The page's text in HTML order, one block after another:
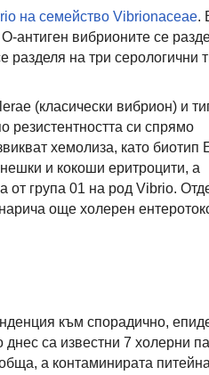
на семейство Vibrionaceae.
антиген вибрионите се
на три серологични
(класически вибрион) и
резистентността си спрямо
хемолиза, като биотип
и кокоши еритроцити, а
от група 01 на род Vibrio.
още холерен
към спорадично,
са известни 7 холерни
а контаминирата